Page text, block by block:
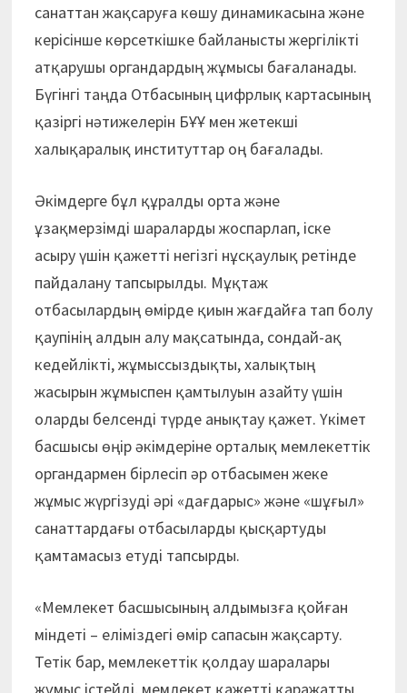
санаттан жақсаруға көшу динамикасына және
керісінше көрсеткішке байланысты жергілікті
атқарушы органдардың жұмысы бағаланады.
Бүгінгі таңда Отбасының цифрлық картасының
қазіргі нәтижелерін БҰҰ мен жетекші
халықаралық институттар оң бағалады.
Әкімдерге бұл құралды орта және
ұзақмерзімді шараларды жоспарлап, іске
асыру үшін қажетті негізгі нұсқаулық ретінде
пайдалану тапсырылды. Мұқтаж
отбасылардың өмірде қиын жағдайға тап болу
қаупінің алдын алу мақсатында, сондай-ақ
кедейлікті, жұмыссыздықты, халықтың
жасырын жұмыспен қамтылуын азайту үшін
оларды белсенді түрде анықтау қажет. Үкімет
басшысы өңір әкімдеріне орталық мемлекеттік
органдармен бірлесіп әр отбасымен жеке
жұмыс жүргізуді әрі «дағдарыс» және «шұғыл»
санаттардағы отбасыларды қысқартуды
қамтамасыз етуді тапсырды.
«Мемлекет басшысының алдымызға қойған
міндеті – еліміздегі өмір сапасын жақсарту.
Тетік бар, мемлекеттік қолдау шаралары